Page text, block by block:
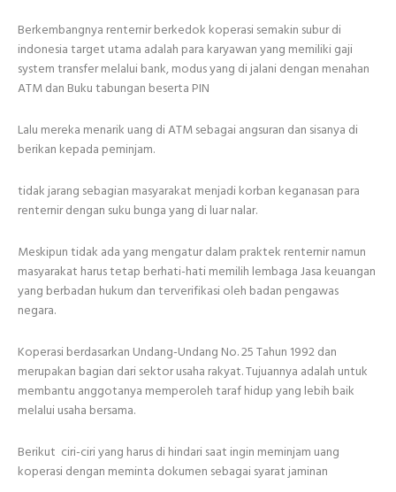
Berkembangnya renternir berkedok koperasi semakin subur di
indonesia target utama adalah para karyawan yang memiliki gaji
system transfer melalui bank, modus yang di jalani dengan menahan
ATM dan Buku tabungan beserta PIN
Lalu mereka menarik uang di ATM sebagai angsuran dan sisanya di
berikan kepada peminjam.
tidak jarang sebagian masyarakat menjadi korban keganasan para
renternir dengan suku bunga yang di luar nalar.
Meskipun tidak ada yang mengatur dalam praktek renternir namun
masyarakat harus tetap berhati-hati memilih lembaga Jasa keuangan
yang berbadan hukum dan terverifikasi oleh badan pengawas
negara.
Koperasi berdasarkan Undang-Undang No. 25 Tahun 1992 dan
merupakan bagian dari sektor usaha rakyat. Tujuannya adalah untuk
membantu anggotanya memperoleh taraf hidup yang lebih baik
melalui usaha bersama.
Berikut ciri-ciri yang harus di hindari saat ingin meminjam uang
koperasi dengan meminta dokumen sebagai syarat jaminan